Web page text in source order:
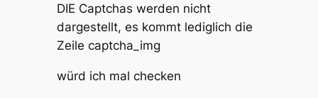
DIE Captchas werden nicht
dargestellt, es kommt lediglich die
Zeile captcha_img
würd ich mal checken